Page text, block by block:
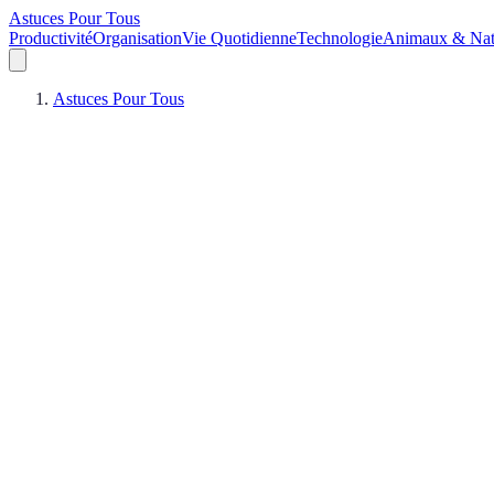
Astuces Pour Tous
ProductivitéOrganisationVie QuotidienneTechnologieAnimaux &
Astuces Pour Tous